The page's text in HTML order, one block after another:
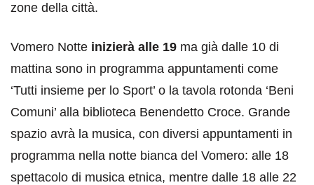
zone della città.
Vomero Notte inizierà alle 19 ma già dalle 10 di
mattina sono in programma appuntamenti come
‘Tutti insieme per lo Sport’ o la tavola rotonda ‘Beni
Comuni’ alla biblioteca Benendetto Croce. Grande
spazio avrà la musica, con diversi appuntamenti in
programma nella notte bianca del Vomero: alle 18
spettacolo di musica etnica, mentre dalle 18 alle 22